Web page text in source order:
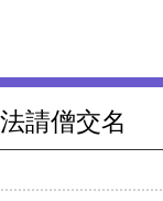
請僧交名